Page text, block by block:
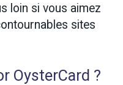
loin si vous aimez
sites
OysterCard ?